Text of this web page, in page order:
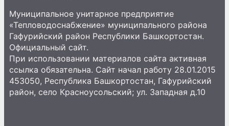
Муниципальное унитарное предприятие
«Тепловодоснабжение» муниципального района
Гафурийский район Республики Башкортостан.
Официальный сайт.
При использовании материалов сайта активная
ссылка обязательна. Сайт начал работу 28.01.2015
453050, Республика Башкортостан, Гафурийский
район, село Красноусольский; ул. Западная д.10